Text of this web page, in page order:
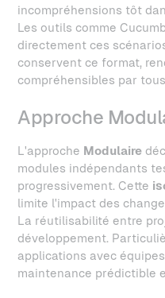
incompréhensions tôt
Les outils comme
directement ces
conservent ce format,
compréhensibles par
Approche
L'approche Modulaire
modules indépendants
progressivement. Cette
limite l'impact des
La réutilisabilité entre
développement.
applications avec
maintenance prédictible